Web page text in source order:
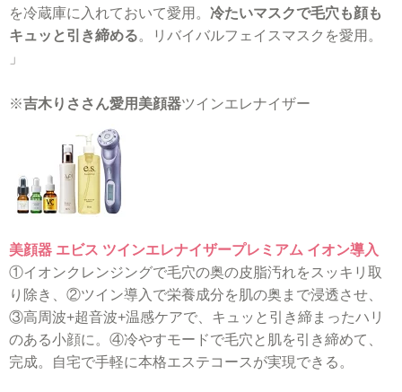
を冷蔵庫に入れておいて愛用。 冷たいマスクで毛穴も顔も
キュッと引き締める。リバイバルフェイスマスクを愛用。
」
※吉木りささん愛用美顔器ツインエレナイザー
美顔器 エビス ツインエレナイザープレミアム イオン導入
①イオンクレンジングで毛穴の奥の皮脂汚れをスッキリ取
り除き、②ツイン導入で栄養成分を肌の奥まで浸透させ、
③高周波+超音波+温感ケアで、キュッと引き締まったハリ
のある小顔に。④冷やすモードで毛穴と肌を引き締めて、
完成。自宅で手軽に本格エステコースが実現できる。